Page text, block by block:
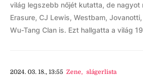
világ legszebb nőjét kutatta, de nagyot
Erasure, CJ Lewis, Westbam,
Wu-Tang Clan is. Ezt hallgatta a világ
2024. 03. 18., 13:55 Zene, slágerlista